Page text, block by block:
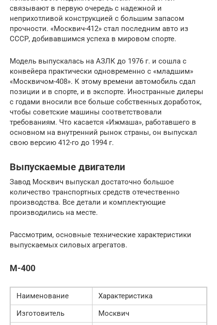
связывают в первую очередь с надежной и
неприхотливой конструкцией с большим запасом
прочности. «Москвич-412» стал последним авто из
СССР, добивавшимся успеха в мировом спорте.
Модель выпускалась на АЗЛК до 1976 г. и сошла с
конвейера практически одновременно с «младшим»
«Москвичом-408». К этому времени автомобиль сдал
позиции и в спорте, и в экспорте. Иностранные дилеры
с годами вносили все больше собственных доработок,
чтобы советские машины соответствовали
требованиям. Что касается «Ижмаша», работавшего в
основном на внутренний рынок страны, он выпускал
свою версию 412-го до 1994 г.
Выпускаемые двигатели
Завод Москвич выпускал достаточно большое
количество транспортных средств отечественно
производства. Все детали и комплектующие
производились на месте.
Рассмотрим, основные технические характеристики
выпускаемых силовых агрегатов.
М-400
Наименование
Характеристика
Изготовитель
Москвич